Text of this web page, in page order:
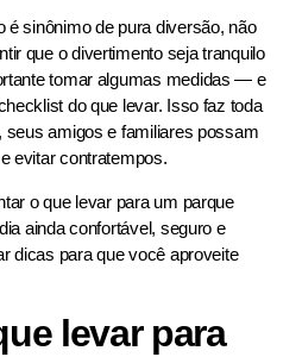
é sinônimo de pura diversão, não
que o divertimento seja tranquilo
tomar algumas medidas — e
do que levar. Isso faz toda
seus amigos e familiares possam
evitar contratempos.
o que levar para um parque
ainda confortável, seguro e
dicas para que você aproveite
levar para